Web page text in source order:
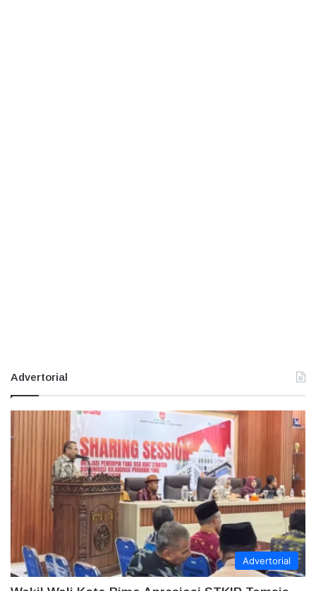
Advertorial
Advertorial